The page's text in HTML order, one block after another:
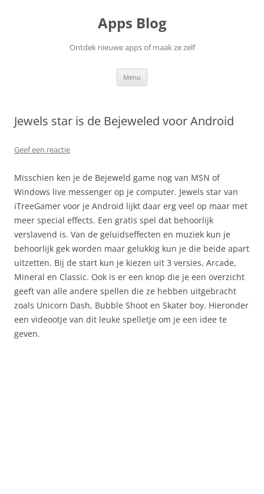
Apps Blog
Ontdek nieuwe apps of maak ze zelf
Menu
Jewels star is de Bejeweled voor Android
Geef een reactie
Misschien ken je de Bejeweld game nog van MSN of
Windows live messenger op je computer. Jewels star van
iTreeGamer voor je Android lijkt daar erg veel op maar met
meer special effects. Een gratis spel dat behoorlijk
verslavend is. Van de geluidseffecten en muziek kun je
behoorlijk gek worden maar gelukkig kun je die beide apart
uitzetten. Bij de start kun je kiezen uit 3 versies, Arcade,
Mineral en Classic. Ook is er een knop die je een overzicht
geeft van alle andere spellen die ze hebben uitgebracht
zoals Unicorn Dash, Bubble Shoot en Skater boy. Hieronder
een videootje van dit leuke spelletje om je een idee te
geven.